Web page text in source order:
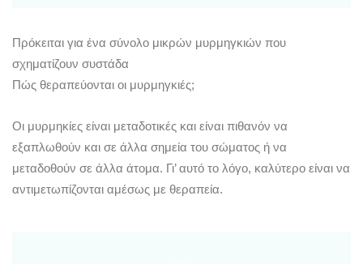
Πρόκειται για ένα σύνολο μικρών μυρμηγκιών που
σχηματίζουν συστάδα
Πώς θεραπεύονται οι μυρμηγκιές;
Οι μυρμηκίες είναι μεταδοτικές και είναι πιθανόν να
εξαπλωθούν και σε άλλα σημεία του σώματος ή να
μεταδοθούν σε άλλα άτομα. Γι’ αυτό το λόγο, καλύτερο είναι να
αντιμετωπίζονται αμέσως με θεραπεία.